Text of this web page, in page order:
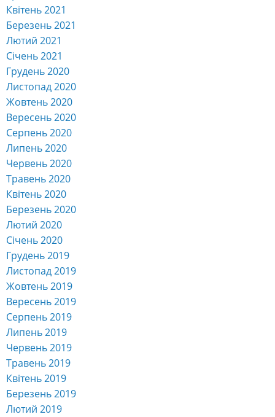
Квітень 2021
Березень 2021
Лютий 2021
Січень 2021
Грудень 2020
Листопад 2020
Жовтень 2020
Вересень 2020
Серпень 2020
Липень 2020
Червень 2020
Травень 2020
Квітень 2020
Березень 2020
Лютий 2020
Січень 2020
Грудень 2019
Листопад 2019
Жовтень 2019
Вересень 2019
Серпень 2019
Липень 2019
Червень 2019
Травень 2019
Квітень 2019
Березень 2019
Лютий 2019